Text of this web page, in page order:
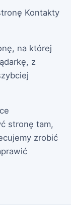
Kontakty
na której
z
stronę tam,
zrobić